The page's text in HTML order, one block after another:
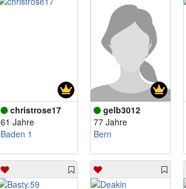
christrose17
61 Jahre
Baden 1
gelb3012
77 Jahre
Bern